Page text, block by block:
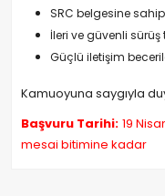
SRC belgesine
İleri ve güvenli
Güçlü iletişim
Kamuoyuna saygıyla
Başvuru Tarihi: 19
mesai bitimine kadar